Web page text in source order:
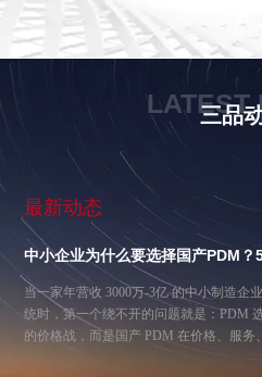
LATEST
三品
最新动态
中小企业为什么要选择国产PDM
当一家年营收 3000万-3亿 的中小制造企
统时，第一个绕不开的问题就是：PDM
的价格战，而是国产 PDM 在价格、服